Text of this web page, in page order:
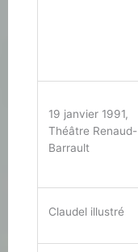
19 janvier 1991,
Théâtre Renaud-
Barrault
Claudel illustré